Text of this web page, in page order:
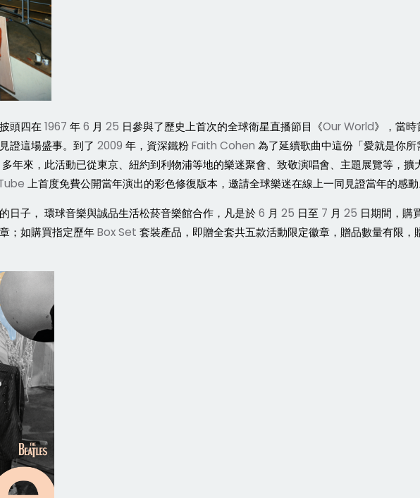
頭四在 1967年6 月 25 日參與了歷史上首次的全球衛星直播節目《Our World》，當
證這場盛事。到了 2009年，資深鐵粉Faith Cohen為了延續歌曲中這份「愛就是你
多年來，此活動已從東京、紐約到利物浦等地的樂迷聚會、致敬演唱會、主題展覽等，
上首度免費公開當年演出的彩色修復版本，邀請全球樂迷在線上一同見證當年的感動
日子， 環球音樂與誠品生活松菸音樂館合作，凡是於6 月 25 日至 7 月 25 日期間，購
；如購買指定歷年Box Set套裝產品，即贈全套共五款活動限定徽章，贈品數量有限